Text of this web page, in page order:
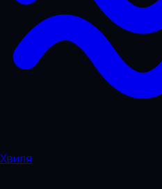
Хвиля